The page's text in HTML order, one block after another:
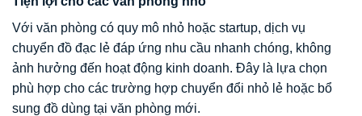
Với văn phòng có quy mô nhỏ hoặc startup, dịch vụ
chuyển đồ đạc lẻ đáp ứng nhu cầu nhanh chóng, không
ảnh hưởng đến hoạt động kinh doanh. Đây là lựa chọn
phù hợp cho các trường hợp chuyển đổi nhỏ lẻ hoặc bổ
sung đồ dùng tại văn phòng mới.